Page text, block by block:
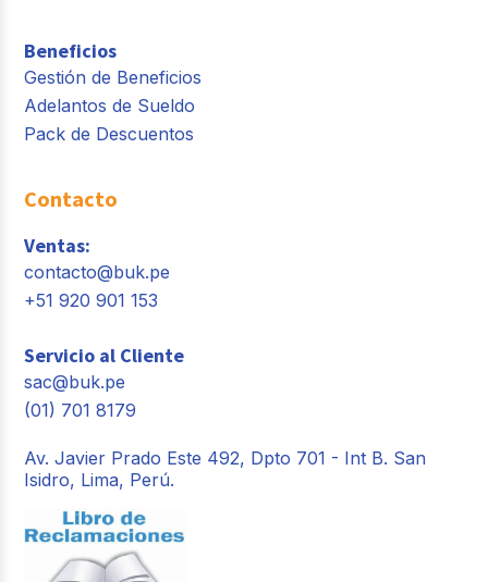
Beneficios
Gestión de Beneficios
Adelantos de Sueldo
Pack de Descuentos
Contacto
Ventas:
contacto@buk.pe
+51 920 901 153
Servicio al Cliente
sac@buk.pe
(01) 701 8179
Av. Javier Prado Este 492, Dpto 701 - Int B. San
Isidro, Lima, Perú.